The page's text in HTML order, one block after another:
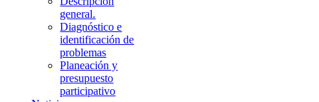
general.
Diagnóstico e
identificación de
problemas
Planeación y
presupuesto
participativo